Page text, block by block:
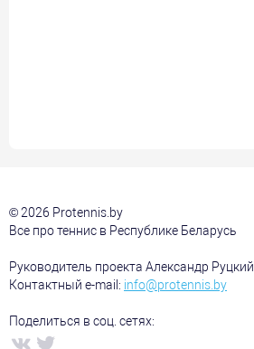
© 2026 Protennis.by
Все про теннис в Республике Беларусь
Руководитель проекта Александр Руцкий
Контактный e-mail: info@protennis.by
Поделиться в соц. сетях: